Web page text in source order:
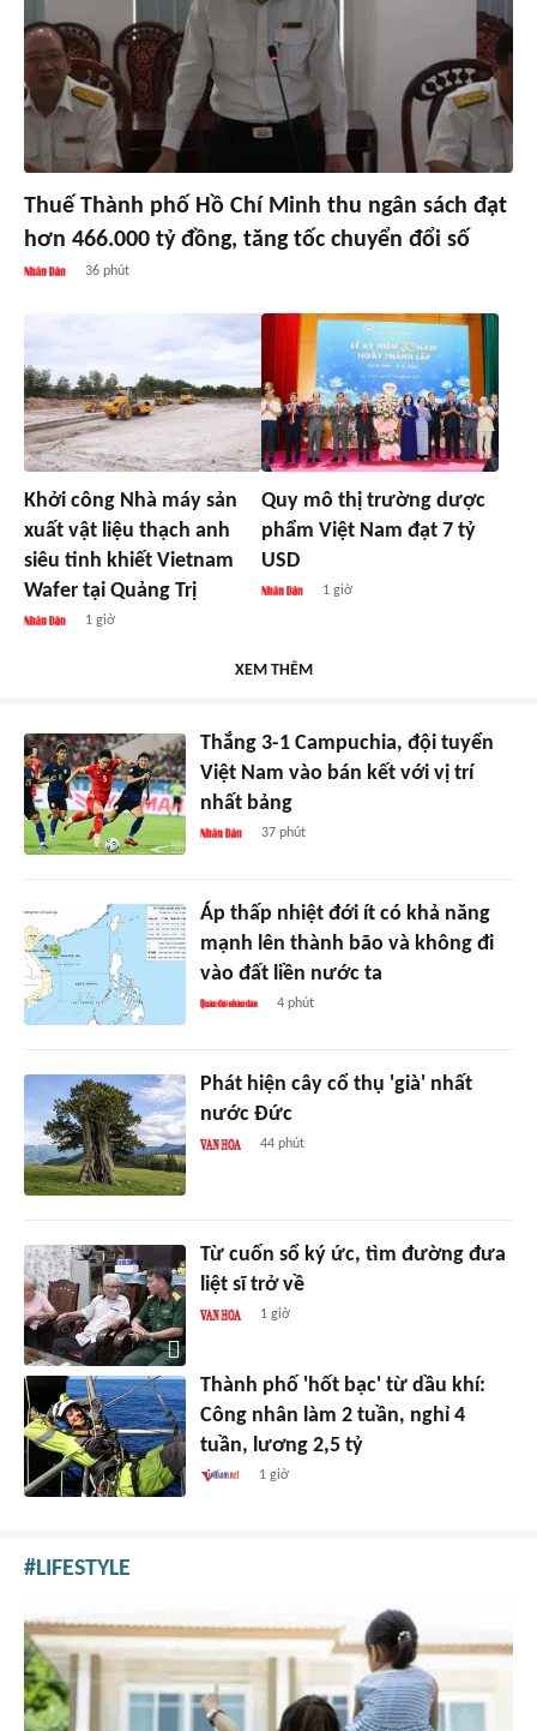
Thuế Thành phố Hồ Chí Minh thu ngân sách đạt
hơn 466.000 tỷ đồng, tăng tốc chuyển đổi số
36 phút
Khởi công Nhà máy sản
xuất vật liệu thạch anh
siêu tinh khiết Vietnam
Wafer tại Quảng Trị
1 giờ
Quy mô thị trường dược
phẩm Việt Nam đạt 7 tỷ
USD
1 giờ
XEM THÊM
Thắng 3-1 Campuchia, đội tuyển
Việt Nam vào bán kết với vị trí
nhất bảng
37 phút
Áp thấp nhiệt đới ít có khả năng
mạnh lên thành bão và không đi
vào đất liền nước ta
4 phút
Phát hiện cây cổ thụ 'già' nhất
nước Đức
44 phút
Từ cuốn sổ ký ức, tìm đường đưa
liệt sĩ trở về
1 giờ
Thành phố 'hốt bạc' từ dầu khí:
Công nhân làm 2 tuần, nghỉ 4
tuần, lương 2,5 tỷ
1 giờ
LIFESTYLE